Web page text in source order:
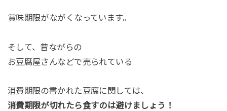
賞味期限がながくなっています。
そして、昔ながらの
お豆腐屋さんなどで売られている
消費期限の書かれた豆腐に関しては、
消費期限が切れたら食すのは避けましょう！